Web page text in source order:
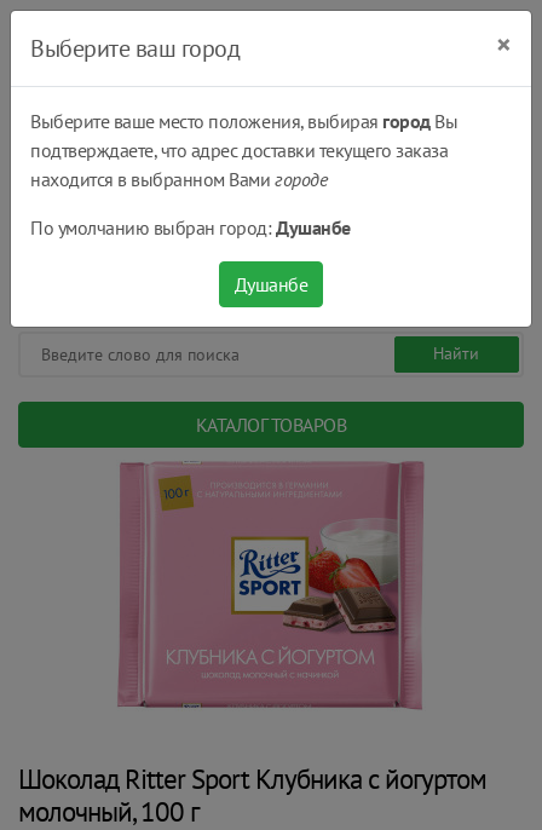
КАТАЛОГ ТОВАРОВ
Шоколад Ritter Sport Клубника с йогуртом
молочный, 100 г
Выберите ваш город ×
Выберите ваше место положения, выбирая городВы
подтверждаете, что адрес доставки текущего заказа
находится в выбранном Вамигороде
По умолчанию выбран город:Душанбе
Душанбе